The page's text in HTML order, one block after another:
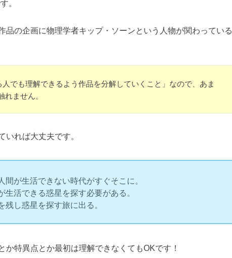
。
品の企画に物理学者キップ・ソーンという人物が関わっている
でも理解できるよう作品を分解していくこと」なので、あま
れません。
いれば大丈夫です。
間が生活できない時代がすぐそこに。
生活できる惑星を探す必要がある。
残し惑星を探す旅に出る。
か特異点とか最初は理解できなくてもOKです！